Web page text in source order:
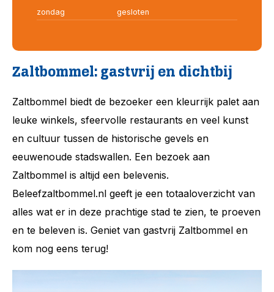
zondag gesloten
Zaltbommel: gastvrij en dichtbij
Zaltbommel biedt de bezoeker een kleurrijk palet aan
leuke winkels, sfeervolle restaurants en veel kunst
en cultuur tussen de historische gevels en
eeuwenoude stadswallen. Een bezoek aan
Zaltbommel is altijd een belevenis.
Beleefzaltbommel.nl geeft je een totaaloverzicht van
alles wat er in deze prachtige stad te zien, te proeven
en te beleven is. Geniet van gastvrij Zaltbommel en
kom nog eens terug!